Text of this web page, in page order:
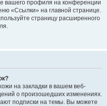
вашего профиля на конференции
«Ссылки» на главной странице.
страницу расширенного
на закладки в вашем веб-
о произошедших изменениях.
подписки на темы. Вы можете